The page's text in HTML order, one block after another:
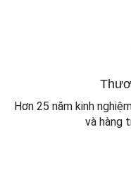
Hơn 25 năm kinh
và hàng